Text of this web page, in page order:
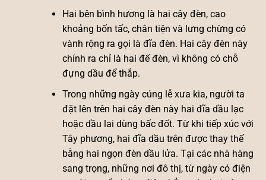
Hai bên bình hương là hai cây đèn, cao
khoảng bốn tấc, chân tiện và lưng chừng có
vành rộng ra gọi là đĩa đèn. Hai cây đèn này
chính ra chỉ là hai đế đèn, vì không có chỗ
đựng dầu để thắp.
Trong những ngày cúng lễ xưa kia, người ta
đặt lên trên hai cây đèn này hai đĩa dầu lạc
hoặc dầu lai dùng bấc đốt. Từ khi tiếp xúc với
Tây phương, hai đĩa dầu trên được thay thế
bằng hai ngọn đèn dầu lửa. Tại các nhà hàng
sang trọng, những nơi đô thị, từ ngày có điện